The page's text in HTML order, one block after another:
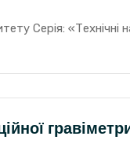
Серія: «Технічні